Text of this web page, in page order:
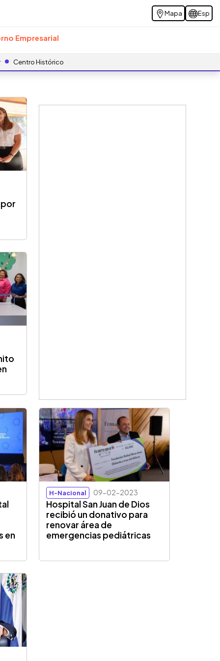
Mapa Esp
Empresarial
Centro Histórico
en
H-Nacional 09-02-2023
Hospital San Juan de Dios
recibió un donativo para
renovar área de
emergencias pediátricas